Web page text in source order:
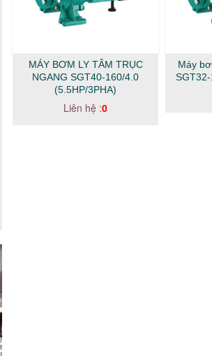
MÁY BƠM LY TÂM TRỤC
NGANG SGT40-160/4.0
(5.5HP/3PHA)
Liên hệ :0
Máy